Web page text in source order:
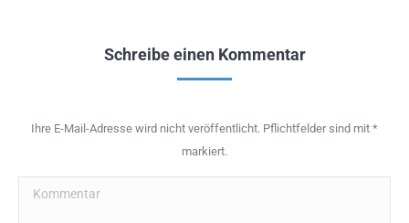
Schreibe einen Kommentar
Ihre E-Mail-Adresse wird nicht veröffentlicht. Pflichtfelder sind mit *
markiert.
Kommentar